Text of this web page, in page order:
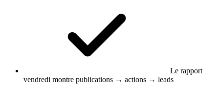
Le rapport
vendredi montre publications → actions → leads